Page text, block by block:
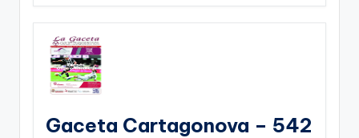
Gaceta Cartagonova – 542